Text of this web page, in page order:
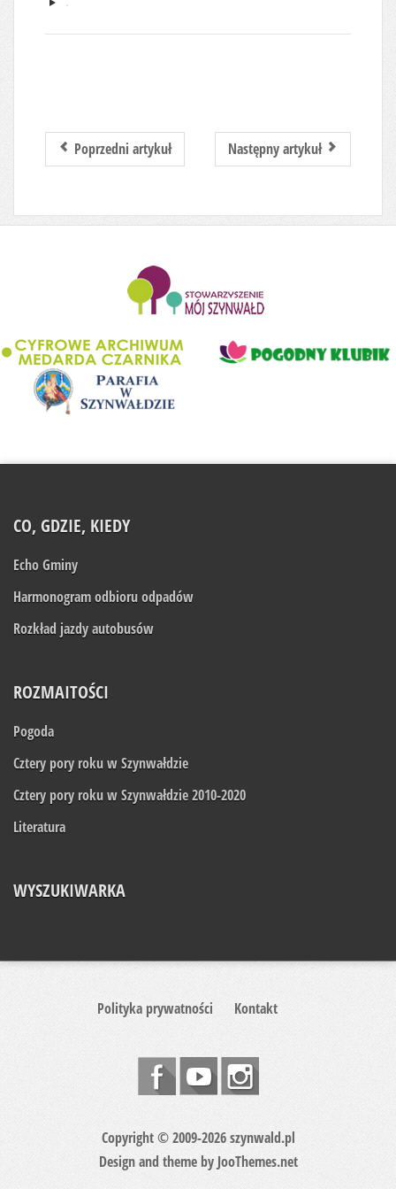
Poprzedni artykuł Następny artykuł
CO, GDZIE, KIEDY
Echo Gminy
Harmonogram odbioru odpadów
Rozkład jazdy autobusów
ROZMAITOŚCI
Pogoda
Cztery pory roku w Szynwałdzie
Cztery pory roku w Szynwałdzie 2010-2020
Literatura
WYSZUKIWARKA
Polityka prywatności Kontakt
Copyright © 2009-2026 szynwald.pl
Design and theme by JooThemes.net